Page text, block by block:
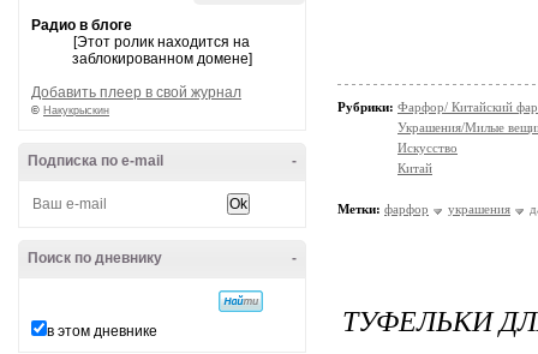
Радио в блоге
[Этот ролик находится на
заблокированном домене]
Добавить плеер в свой журнал
© Накукрыскин
-
Подписка по e-mail
-
Поиск по дневнику
в этом дневнике
Рубрики: Фарфор/ Китайский
Украшения/Милые
Искусство
Китай
Метки: фарфор украшения
ТУФЕЛЬКИ